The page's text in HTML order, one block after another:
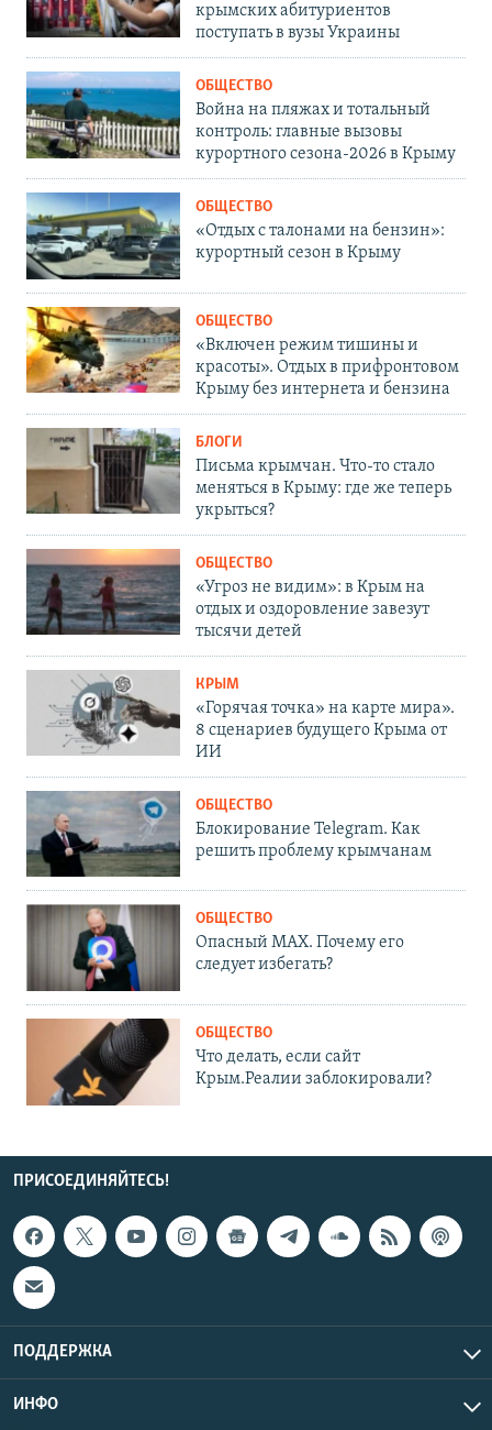
крымских абитуриентов
поступать в вузы Украины
ОБЩЕСТВО
Война на пляжах и тотальный
контроль: главные вызовы
курортного сезона-2026 в Крыму
ОБЩЕСТВО
«Отдых с талонами на бензин»:
курортный сезон в Крыму
ОБЩЕСТВО
«Включен режим тишины и
красоты». Отдых в прифронтовом
Крыму без интернета и бензина
БЛОГИ
Письма крымчан. Что-то стало
меняться в Крыму: где же теперь
укрыться?
ОБЩЕСТВО
«Угроз не видим»: в Крым на
отдых и оздоровление завезут
тысячи детей
КРЫМ
«Горячая точка» на карте мира».
8 сценариев будущего Крыма от
ИИ
ОБЩЕСТВО
Блокирование Telegram. Как
решить проблему крымчанам
ОБЩЕСТВО
Опасный MAX. Почему его
следует избегать?
ОБЩЕСТВО
Что делать, если сайт
Крым.Реалии заблокировали?
ПРИСОЕДИНЯЙТЕСЬ!
ПОДДЕРЖКА
ИНФО